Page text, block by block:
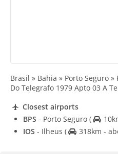
Brasil » Bahia » Porto Seguro
Do Telegrafo 1979 Apto 03 A
Closest airports
BPS - Porto Seguro (
IOS - Ilheus ( 318km -